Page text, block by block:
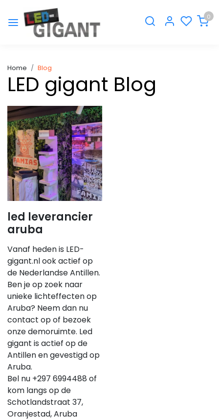
0
Home Blog
LED gigant Blog
led leverancier
aruba
Vanaf heden is LED-
gigant.nl ook actief op
de Nederlandse Antillen.
Ben je op zoek naar
unieke lichteffecten op
Aruba? Neem dan nu
contact op of bezoek
onze demoruimte. Led
gigant is actief op de
Antillen en gevestigd op
Aruba.
Bel nu +297 6994488 of
kom langs op de
Schotlandstraat 37,
Oranjestad, Aruba